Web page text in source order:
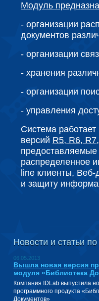
Модуль
- организации
документов
- организации
- хранения
- организации
- управления
Система
версий R5, R6,
предоставляемые
распределенное
line клиенты,
и защиту
Новости и статьи
06.05.2013
Вышла новая версия
модуля «Библиотека
Компания IDLab выпустила
программного продукта
Документов»